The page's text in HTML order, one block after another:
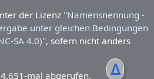
ᐃ
der Lizenz ''Namensnennung -
unter gleichen Bedingungen
SA 4.0)'', sofern nicht anders
mal abgerufen.